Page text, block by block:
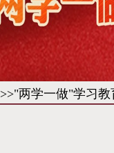
>>"两学一做"学习教